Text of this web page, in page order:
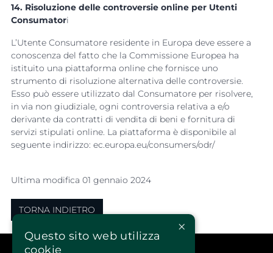
14. Risoluzione delle controversie online per Utenti
Consumatori
L’Utente Consumatore residente in Europa deve essere a
conoscenza del fatto che la Commissione Europea ha
istituito una piattaforma online che fornisce uno
strumento di risoluzione alternativa delle controversie.
Esso può essere utilizzato dal Consumatore per risolvere,
in via non giudiziale, ogni controversia relativa a e/o
derivante da contratti di vendita di beni e fornitura di
servizi stipulati online. La piattaforma è disponibile al
seguente indirizzo: ec.europa.eu/consumers/odr/
Ultima modifica 01 gennaio 2024
TORNA INDIETRO
×
Questo sito web utilizza
cookie